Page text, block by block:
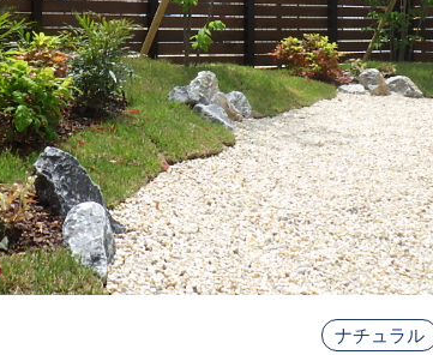
ナチュラル